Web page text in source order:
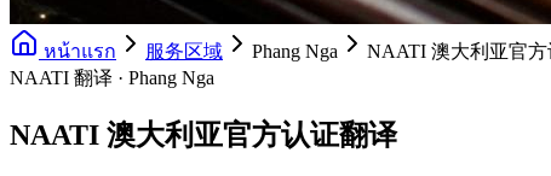
หน้าแรก 服务区域 Phang Nga
NAATI 澳大利亚官方
NAATI 翻译 · Phang Nga
NAATI 澳大利亚官方认证翻译